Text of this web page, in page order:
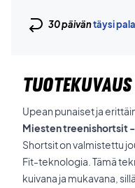
30 päiväntäysi
TUOTEKUVAUS
Upean punaiset ja
Miesten treenishortsit
Shortsit on valmistettu
Fit-teknologia. Tämä
kuivana ja mukavana,